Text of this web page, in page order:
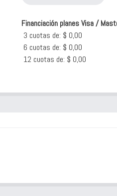
Financiación planes Visa /
3 cuotas de: $ 0,00
6 cuotas de: $ 0,00
12 cuotas de: $ 0,00